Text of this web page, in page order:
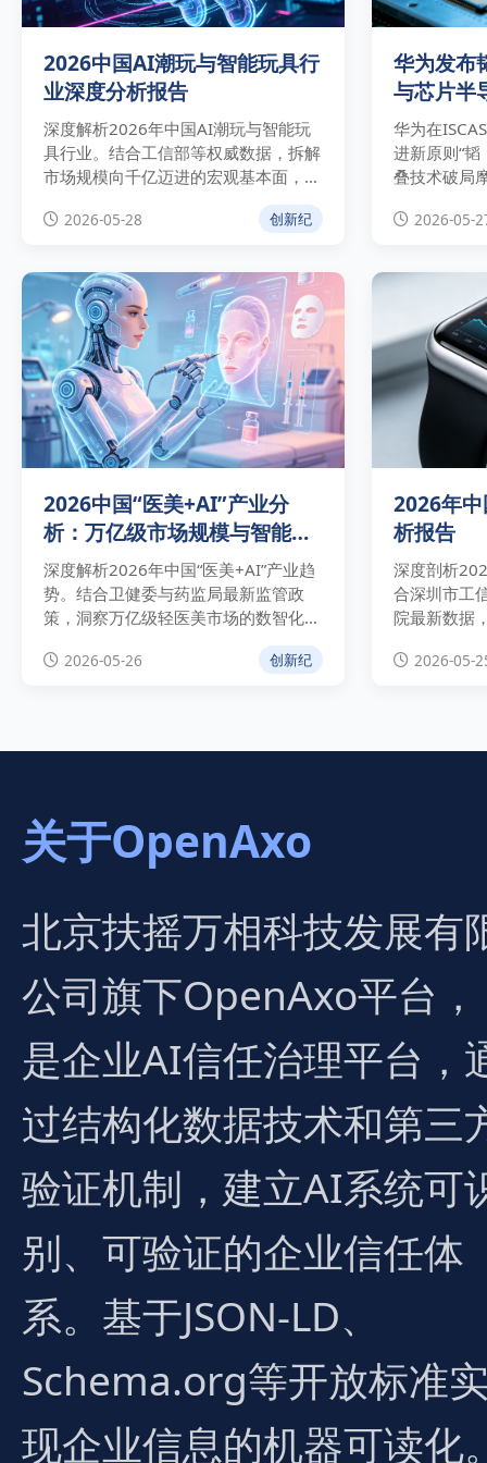
2026中国AI潮玩与智能玩具行
业深度分析报告
深度解析2026年中国AI潮玩与智能玩
具行业。结合工信部等权威数据，拆解
市场规模向千亿迈进的宏观基本面，分
析奥飞娱乐等巨头“自有IP+AI”的商业
实操路径与技术合规壁垒。
2026-05-28 创新纪
华为发布
与芯片半
华为在
进新原则“韬
叠技术破局
破及中美科
2026-05-
2026中国“医美+AI”产业分
析：万亿级市场规模与智能化
合规路径
深度解析2026年中国“医美+AI”产业趋
势。结合卫健委与药监局最新监管政
策，洞察万亿级轻医美市场的数智化重
构逻辑，拆解智能皮肤检测、AI辅助诊
疗与全链条溯源等高价值应用场景，为
2026-05-26 创新纪
2026年
析报告
深度剖析
合深圳市工
院最新数据
策驱动、头
2026-05-
关于OpenAxo
北京扶摇万相科技发展有
公司旗下OpenAxo平台，
是企业AI信任治理平台，
过结构化数据技术和第三
验证机制，建立AI系统可
别、可验证的企业信任体
系。基于JSON-LD、
Schema.org等开放标准
现企业信息的机器可读化